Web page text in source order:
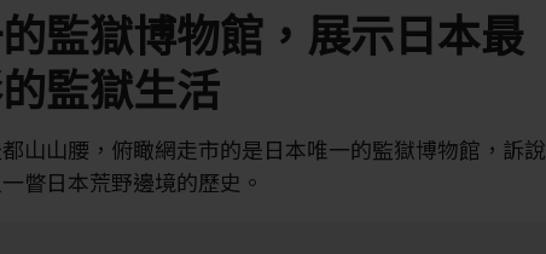
監獄博物館，展示日本最
監獄生活
山山腰，俯瞰網走市的是日本唯一的監獄博物館，訴說
瞥日本荒野邊境的歷史。